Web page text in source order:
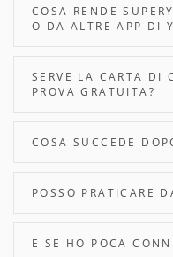
COSA RENDE
O DA ALTRE APP DI
SERVE LA CARTA DI
PROVA GRATUITA?
COSA SUCCEDE
POSSO PRATICARE
E SE HO POCA